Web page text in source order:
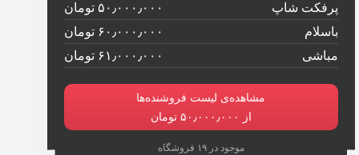
پرفکت شاپ
۵۰٫۰۰۰٫۰۰۰ تومان
باسلام
۶۰٫۰۰۰٫۰۰۰ تومان
مباشی
۶۱٫۰۰۰٫۰۰۰ تومان
مشاهده‌ی لیست فروشنده‌ها
از ۵۰٫۰۰۰٫۰۰۰ تومان
موجود در ۱۹ فروشگاه